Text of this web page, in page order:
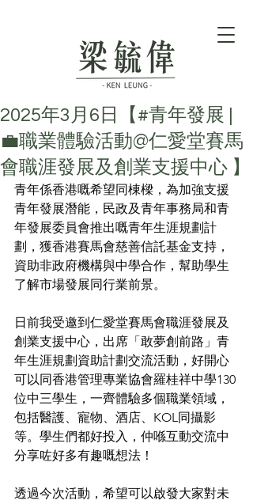
2025年3月6日【#青年發展 |
💼職業體驗活動@仁愛堂賽馬
會職涯發展及創業支援中心 】
青年係香港嘅希望同棟樑，為加強支援
青年發展潛能，民政及青年事務局和青
年發展委員會推出嘅青年生涯規劃計
劃，獲香港賽馬會慈善信託基金支持，
資助非政府機構與中學合作，幫助學生
了解市場發展同行業前景。
日前我受邀到仁愛堂賽馬會職涯發展及
創業支援中心，出席「敢夢創前路」青
年生涯規劃資助計劃交流活動，好開心
可以同香港管理專業協會羅桂祥中學130
位中三學生，一齊體驗多個職業領域，
包括醫護、寵物、酒店、KOL同攝影
等。學生們都好投入，仲喺互動交流中
分享咗好多有趣嘅想法！
透過今次活動，希望可以啟發大家對未